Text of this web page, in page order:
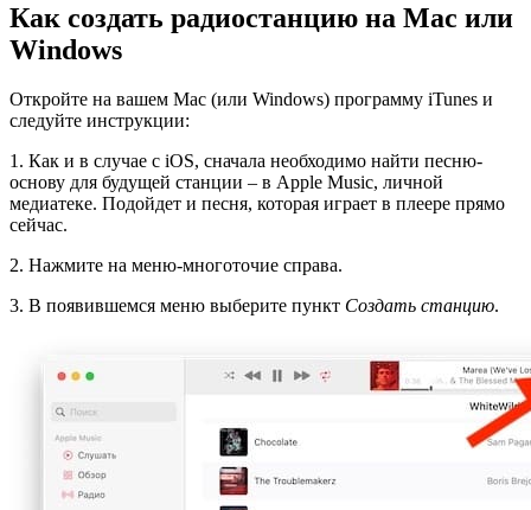
Как создать радиостанцию на Mac или
Windows
Откройте на вашем Mac (или Windows) программу iTunes и
следуйте инструкции:
1. Как и в случае с iOS, сначала необходимо найти песню-
основу для будущей станции – в Apple Music, личной
медиатеке. Подойдет и песня, которая играет в плеере прямо
сейчас.
2. Нажмите на меню-многоточие справа.
3. В появившемся меню выберите пункт Создать станцию.